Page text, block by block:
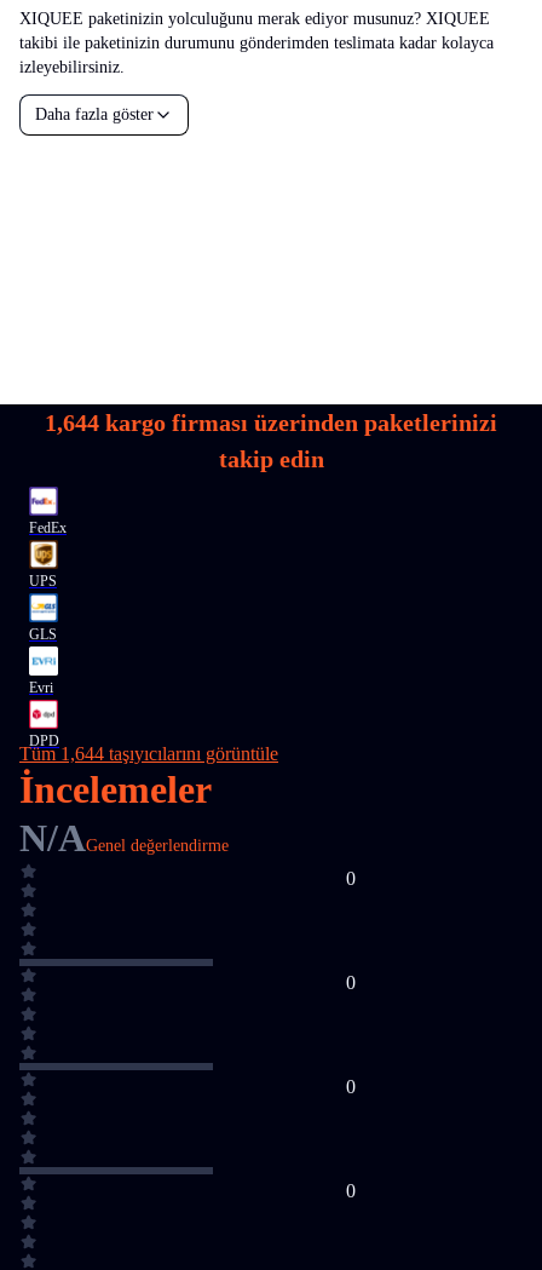
XIQUEE paketinizin yolculuğunu merak ediyor musunuz? XIQUEE
takibi ile paketinizin durumunu gönderimden teslimata kadar kolayca
izleyebilirsiniz.
Daha fazla göster
1,644 kargo firması üzerinden paketlerinizi
takip edin
FedEx
UPS
GLS
Evri
DPD
Tüm 1,644 taşıyıcılarını görüntüle
İncelemeler
N/AGenel değerlendirme
0
0
0
0